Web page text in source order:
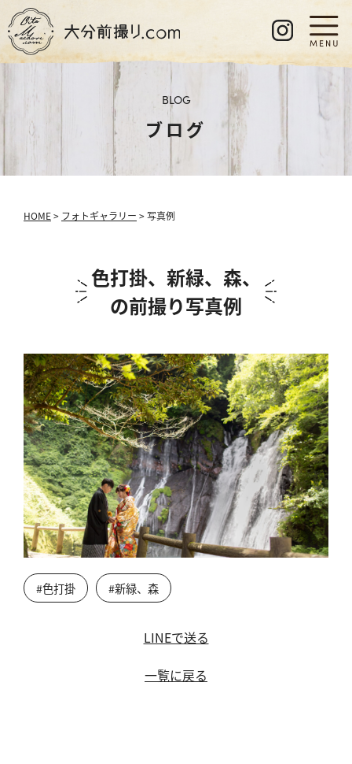
BLOG
ブログ
HOME> フォトギャラリー > 写真例
色打掛、新緑、森、
の前撮り写真例
#色打掛 #新緑、森
LINEで送る
一覧に戻る